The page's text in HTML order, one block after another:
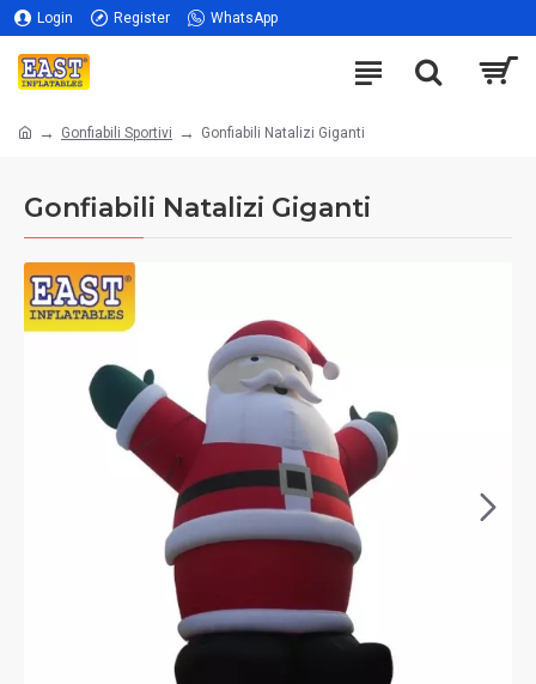
Login Register WhatsApp
Gonfiabili Sportivi Gonfiabili Natalizi Giganti
Gonfiabili Natalizi Giganti